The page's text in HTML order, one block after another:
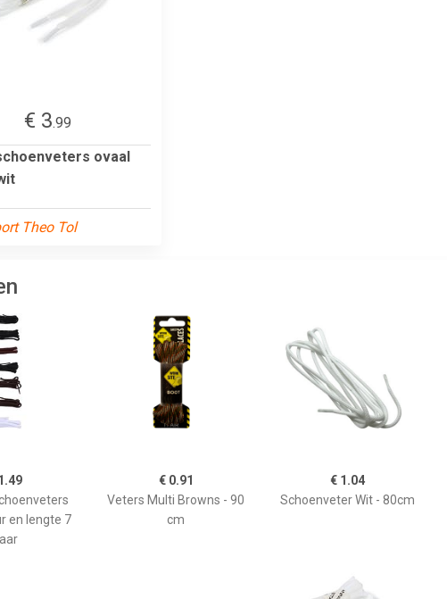
€ 3.99
ovaal
Theo Tol
en lengte 7
€ 0.91
Veters Multi Browns - 90
cm
€ 1.04
Schoenveter Wit - 80cm